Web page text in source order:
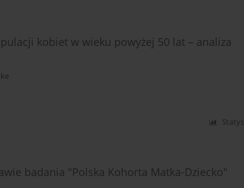
kobiet w wieku powyżej 50 lat – analiza
badania "Polska Kohorta Matka-Dziecko"